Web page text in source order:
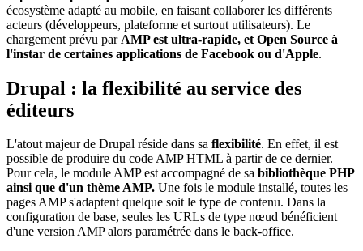
écosystème adapté au mobile, en faisant collaborer les différents
acteurs (développeurs, plateforme et surtout utilisateurs). Le
chargement prévu par AMP est ultra-rapide, et Open Source à
l'instar de certaines applications de Facebook ou d'Apple.
Drupal : la flexibilité au service des
éditeurs
L'atout majeur de Drupal réside dans sa flexibilité. En effet, il est
possible de produire du code AMP HTML à partir de ce dernier.
Pour cela, le module AMP est accompagné de sa bibliothèque PHP
ainsi que d'un thème AMP. Une fois le module installé, toutes les
pages AMP s'adaptent quelque soit le type de contenu. Dans la
configuration de base, seules les URLs de type nœud bénéficient
d'une version AMP alors paramétrée dans le back-office.